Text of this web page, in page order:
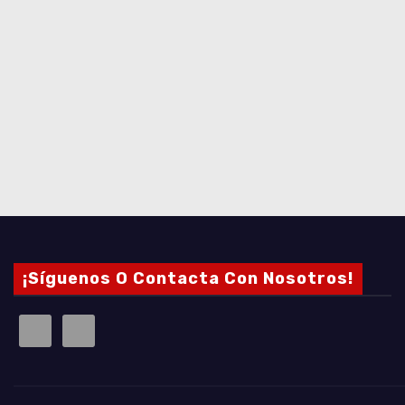
¡Síguenos O Contacta Con Nosotros!